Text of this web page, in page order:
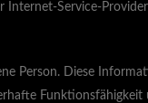
Service-
Person. Diese